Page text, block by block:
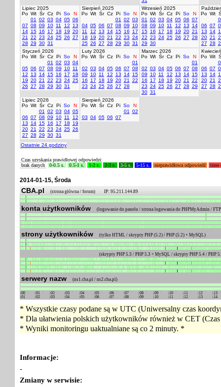
Lipiec 2025
Po Wt Śr Cz Pi So
N
01
02 03 04 05 06
07 08 09 10 11 12
13
14 15 16 17 18 19 20
21
22 23 24 25 26 27
28 29 30 31
Sierpień 2025
Po Wt Śr Cz Pi So
N
01
02 03
04 05 06 07 08 09
10
11
12 13 14 15 16
17
18
19 20 21 22 23 24
25 26 27 28 29 30 31
Wrzesień 2025
Po Wt Śr Cz Pi So
N
01
02 03 04 05 06 07
08 09 10 11 12 13
14
15 16 17 18 19 20 21
22 23 24 25 26 27 28
29 30
Po Wt
06 07
13
14
20 21
27 28
Styczeń 2026
Po Wt Śr Cz Pi So
N
01
02 03 04
05 06 07 08 09 10 11
12
13 14 15 16 17
18
19 20 21 22 23 24 25
26 27 28 29 30 31
Luty 2026
Po Wt Śr Cz Pi So
N
01
02 03 04 05 06 07 08
09
10 11 12 13 14 15
16
17 18 19 20 21
22
23 24 25 26 27 28
Marzec 2026
Po Wt Śr Cz Pi So
N
01
02 03 04 05 06 07 08
09
10 11 12 13 14 15
16
17 18 19 20 21
22
23 24 25 26 27 28 29
30 31
Po Wt
06 07
13
14
20 21
27 28
Lipiec 2026
Po Wt Śr Cz Pi So
N
01
02 03 04 05
06 07 08 09 10 11
12
13
14 15 16 17 18
19
20 21 22 23 24 25 26
27 28 29 30 31
Sierpień 2026
Po Wt Śr Cz Pi So
N
01
02
03 04 05 06 07
Ostatnie 24 godziny
Czas uzyskania prawidłowej odpowiedzi:
brak danych
0-0.5 s. 0.5-1 s. 1-2 s. 2-3 s. 3-5 s. 5-15 s. nieprawidłowa odpowiedź time
2014-01-15, Środa
CBA.pl (strona główna / forum) IP: 95.211.144.89
konta użytkowników (logowanie do panelu / strona logowania do PHPMyAdmin /
strony użytkowników (tylko HTML / skrypty PHP (5.2) / PHP (5.2) + MySQL)
(skrypty PHP 5.3 / PHP 5.3 + MySQL / skrypty PHP 5.4 / PHP
serwery nazw (ns1.cba.pl / ns2.cba.pl)
00 01 02 03 04 05 06 07 08 09 10 11 12
13
01
02 03 04 05 06 07 08 09 10 11 12 13 14
* Wszystkie czasy podane są w UTC (Uniwersalny czas
* Dla ułatwienia polskich użytkowników również w CET
* Wyniki monitoringu uaktualniane są co 2 minuty. *
Informacje:
-
Zmiany w serwisie: